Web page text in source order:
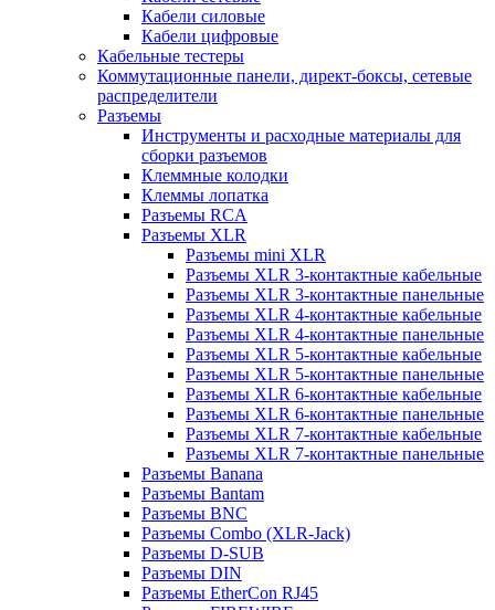
Кабели силовые
Кабели цифровые
Кабельные тестеры
Коммутационные панели, директ-боксы, сетевые
распределители
Разъемы
Инструменты и расходные материалы для
сборки разъемов
Клеммные колодки
Клеммы лопатка
Разъемы RCA
Разъемы XLR
Разъемы mini XLR
Разъемы XLR 3-контактные кабельные
Разъемы XLR 3-контактные панельные
Разъемы XLR 4-контактные кабельные
Разъемы XLR 4-контактные панельные
Разъемы XLR 5-контактные кабельные
Разъемы XLR 5-контактные панельные
Разъемы XLR 6-контактные кабельные
Разъемы XLR 6-контактные панельные
Разъемы XLR 7-контактные кабельные
Разъемы XLR 7-контактные панельные
Разъемы Banana
Разъемы Bantam
Разъемы BNC
Разъемы Combo (XLR-Jack)
Разъемы D-SUB
Разъемы DIN
Разъемы EtherCon RJ45